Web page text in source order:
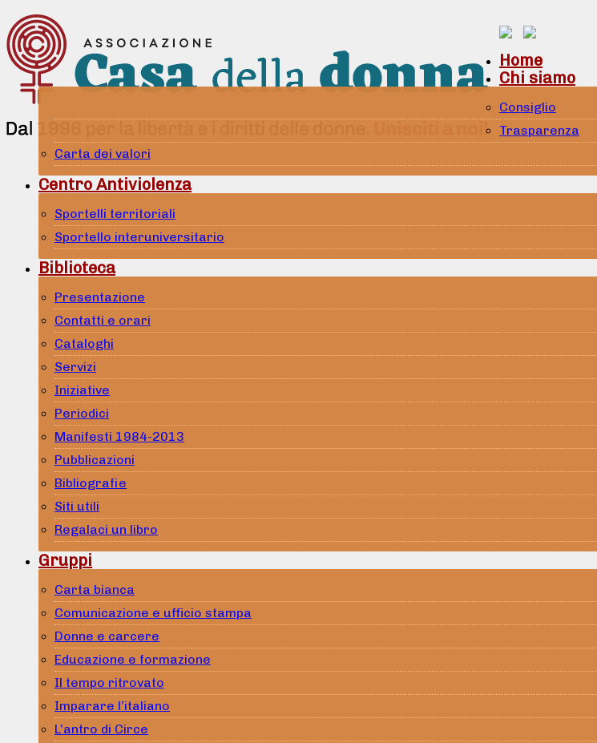
Home
Chi siamo
Consiglio
Trasparenza
Carta dei valori
Centro Antiviolenza
Sportelli territoriali
Sportello interuniversitario
Biblioteca
Presentazione
Contatti e orari
Cataloghi
Servizi
Iniziative
Periodici
Manifesti 1984-2013
Pubblicazioni
Bibliografie
Siti utili
Regalaci un libro
Gruppi
Carta bianca
Comunicazione e ufficio stampa
Donne e carcere
Educazione e formazione
Il tempo ritrovato
Imparare l’italiano
L’antro di Circe